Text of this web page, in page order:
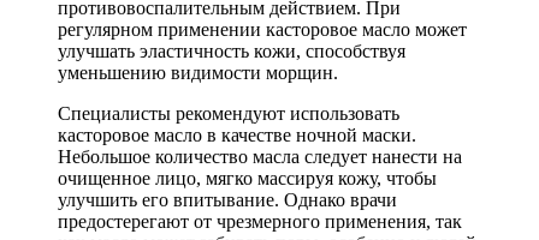
противовоспалительным действием. При
регулярном применении касторовое масло может
улучшать эластичность кожи, способствуя
уменьшению видимости морщин.
Специалисты рекомендуют использовать
касторовое масло в качестве ночной маски.
Небольшое количество масла следует нанести на
очищенное лицо, мягко массируя кожу, чтобы
улучшить его впитывание. Однако врачи
предостерегают от чрезмерного применения, так